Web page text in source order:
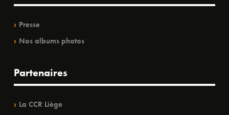
Presse
Nos albums photos
Partenaires
La CCR Liège